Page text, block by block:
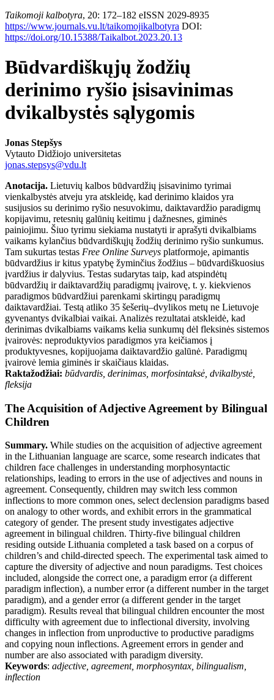
Taikomoji kalbotyra, 20: 172–182 eISSN 2029-8935
https://www.journals.vu.lt/taikomojikalbotyra DOI:
https://doi.org/10.15388/Taikalbot.2023.20.13
Būdvardiškųjų žodžių
derinimo ryšio įsisavinimas
dvikalbystės sąlygomis
Jonas Stepšys
Vytauto Didžiojo universitetas
jonas.stepsys@vdu.lt
Anotacija. Lietuvių kalbos būdvardžių įsisavinimo tyrimai
vienkalbystės atveju yra atskleidę, kad derinimo klaidos yra
susijusios su derinimo ryšio nesuvokimu, daiktavardžio paradigmų
kopijavimu, retesnių galūnių keitimu į dažnesnes, giminės
painiojimu. Šiuo tyrimu siekiama nustatyti ir aprašyti dvikalbiams
vaikams kylančius būdvardiškųjų žodžių derinimo ryšio sunkumus.
Tam sukurtas testas Free Online Surveys platformoje, apimantis
būdvardžius ir kitus ypatybę žyminčius žodžius – būdvardiškuosius
įvardžius ir dalyvius. Testas sudarytas taip, kad atspindėtų
būdvardžių ir daiktavardžių paradigmų įvairovę, t. y. kiekvienos
paradigmos būdvardžiui parenkami skirtingų paradigmų
daiktavardžiai. Testą atliko 35 šešerių–dvylikos metų ne Lietuvoje
gyvenantys dvikalbiai vaikai. Analizės rezultatai atskleidė, kad
derinimas dvikalbiams vaikams kelia sunkumų dėl fleksinės sistemos
įvairovės: neproduktyvios paradigmos yra keičiamos į
produktyvesnes, kopijuojama daiktavardžio galūnė. Paradigmų
įvairovė lemia giminės ir skaičiaus klaidas.
Raktažodžiai: būdvardis, derinimas, morfosintaksė, dvikalbystė,
fleksija
The Acquisition of Adjective Agreement by Bilingual
Children
Summary. While studies on the acquisition of adjective agreement
in the Lithuanian language are scarce, some research indicates that
children face challenges in understanding morphosyntactic
relationships, leading to errors in the use of adjectives and nouns in
agreement. Consequently, children may switch less common
inflections to more common ones, select declension paradigms based
on analogy to other words, and exhibit errors in the grammatical
category of gender. The present study investigates adjective
agreement in bilingual children. Thirty-five bilingual children
residing outside Lithuania completed a task based on a corpus of
children’s and child-directed speech. The experimental task aimed to
capture the diversity of adjective and noun paradigms. Test choices
included, alongside the correct one, a paradigm error (a different
paradigm inflection), a number error (a different number in the target
paradigm), and a gender error (a different gender in the target
paradigm). Results reveal that bilingual children encounter the most
difficulty with agreement due to inflectional diversity, involving
changes in inflection from unproductive to productive paradigms
and copying noun inflections. Agreement errors in gender and
number are also associated with paradigm diversity.
Keywords: adjective, agreement, morphosyntax, bilingualism,
inflection